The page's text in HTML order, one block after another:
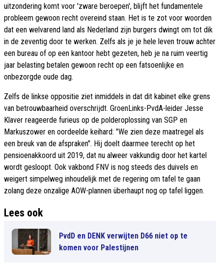
uitzondering komt voor 'zware beroepen', blijft het fundamentele
probleem gewoon recht overeind staan. Het is te zot voor woorden
dat een welvarend land als Nederland zijn burgers dwingt om tot dik
in de zeventig door te werken. Zelfs als je je hele leven trouw achter
een bureau of op een kantoor hebt gezeten, heb je na ruim veertig
jaar belasting betalen gewoon recht op een fatsoenlijke en
onbezorgde oude dag.
Zelfs de linkse oppositie ziet inmiddels in dat dit kabinet elke grens
van betrouwbaarheid overschrijdt. GroenLinks-PvdA-leider Jesse
Klaver reageerde furieus op de polderoplossing van SGP en
Markuszower en oordeelde keihard: "We zien deze maatregel als
een breuk van de afspraken". Hij doelt daarmee terecht op het
pensioenakkoord uit 2019, dat nu alweer vakkundig door het kartel
wordt gesloopt. Ook vakbond FNV is nog steeds des duivels en
weigert simpelweg inhoudelijk met de regering om tafel te gaan
zolang deze onzalige AOW-plannen überhaupt nog op tafel liggen.
Lees ook
PvdD en DENK verwijten D66 niet op te
komen voor Palestijnen